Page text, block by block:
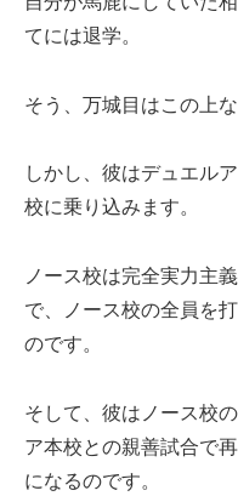
てには退学。
そう、万城目はこの上
しかし、彼はデュエル
校に乗り込みます。
ノース校は完全実力主
で、ノース校の全員を
のです。
そして、彼はノース校
ア本校との親善試合で
になるのです。